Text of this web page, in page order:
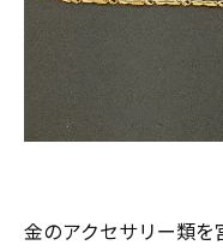
金のアクセサリー類